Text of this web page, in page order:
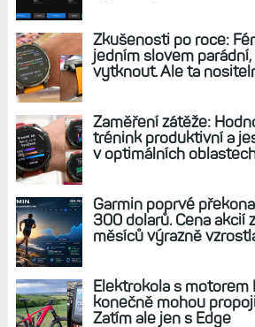
Zkušenosti po roce:
jedním slovem
vytknout. Ale ta
Zaměření zátěže:
trénink produktivní a
v optimálních
Garmin poprvé
300 dolarů. Cena akcií
měsíců výrazně
Elektrokola s motorem
konečně mohou
Zatím ale jen s Edge